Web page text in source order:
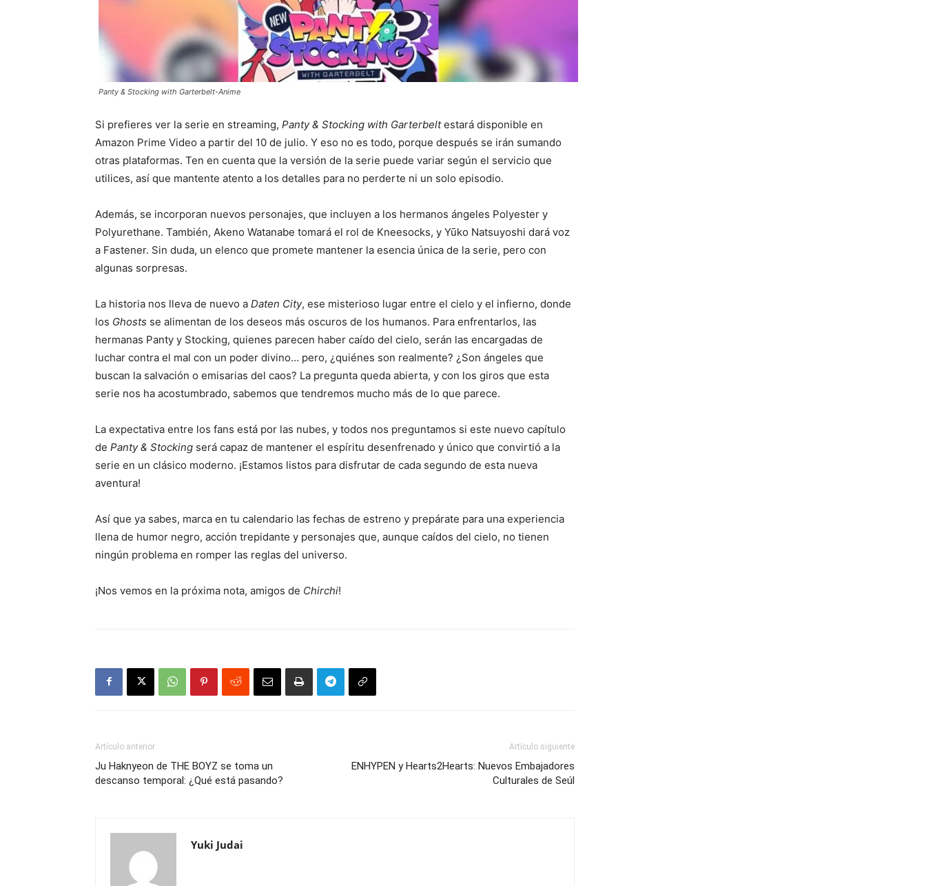
Panty & Stocking with Garterbelt-Anime
Si prefieres ver la serie en streaming, Panty & Stocking with Garterbeltestará disponible en
Amazon Prime Video a partir del 10 de julio. Y eso no es todo, porque después se irán sumando
otras plataformas. Ten en cuenta que la versión de la serie puede variar según el servicio que
utilices, así que mantente atento a los detalles para no perderte ni un solo episodio.
Además, se incorporan nuevos personajes, que incluyen a los hermanos ángeles Polyester y
Polyurethane. También, Akeno Watanabe tomará el rol de Kneesocks, y Yūko Natsuyoshi dará voz
a Fastener. Sin duda, un elenco que promete mantener la esencia única de la serie, pero con
algunas sorpresas.
La historia nos lleva de nuevo a Daten City, ese misterioso lugar entre el cielo y el infierno, donde
los Ghosts se alimentan de los deseos más oscuros de los humanos. Para enfrentarlos, las
hermanas Panty y Stocking, quienes parecen haber caído del cielo, serán las encargadas de
luchar contra el mal con un poder divino… pero, ¿quiénes son realmente? ¿Son ángeles que
buscan la salvación o emisarias del caos? La pregunta queda abierta, y con los giros que esta
serie nos ha acostumbrado, sabemos que tendremos mucho más de lo que parece.
La expectativa entre los fans está por las nubes, y todos nos preguntamos si este nuevo capítulo
de Panty & Stocking será capaz de mantener el espíritu desenfrenado y único que convirtió a la
serie en un clásico moderno. ¡Estamos listos para disfrutar de cada segundo de esta nueva
aventura!
Así que ya sabes, marca en tu calendario las fechas de estreno y prepárate para una experiencia
llena de humor negro, acción trepidante y personajes que, aunque caídos del cielo, no tienen
ningún problema en romper las reglas del universo.
¡Nos vemos en la próxima nota, amigos de Chirchi!
Artículo anterior
Ju Haknyeon de THE BOYZ se toma un
descanso temporal: ¿Qué está pasando?
Artículo siguiente
ENHYPEN y Hearts2Hearts: Nuevos Embajadores
Culturales de Seúl
Yuki Judai